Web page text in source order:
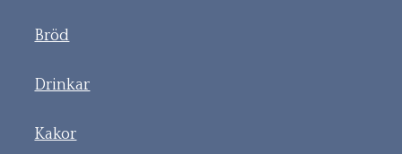
Bröd
Drinkar
Kakor